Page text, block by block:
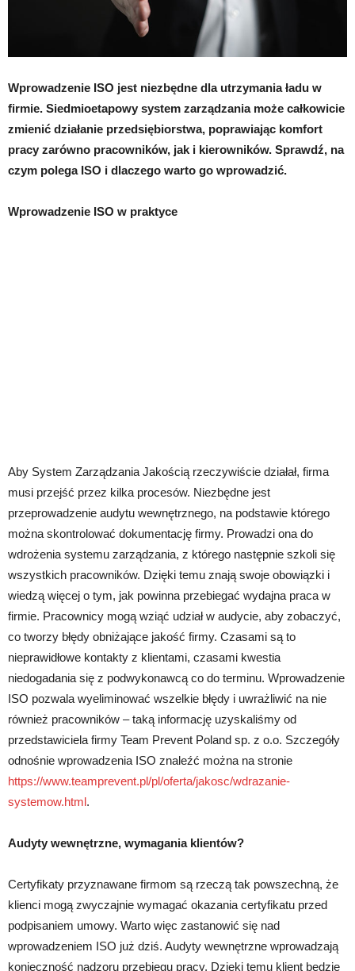
Wprowadzenie ISO jest niezbędne dla utrzymania ładu w
firmie. Siedmioetapowy system zarządzania może całkowicie
zmienić działanie przedsiębiorstwa, poprawiając komfort
pracy zarówno pracowników, jak i kierowników. Sprawdź, na
czym polega ISO i dlaczego warto go wprowadzić.
Wprowadzenie ISO w praktyce
Aby System Zarządzania Jakością rzeczywiście działał, firma
musi przejść przez kilka procesów. Niezbędne jest
przeprowadzenie audytu wewnętrznego, na podstawie którego
można skontrolować dokumentację firmy. Prowadzi ona do
wdrożenia systemu zarządzania, z którego następnie szkoli się
wszystkich pracowników. Dzięki temu znają swoje obowiązki i
wiedzą więcej o tym, jak powinna przebiegać wydajna praca w
firmie. Pracownicy mogą wziąć udział w audycie, aby zobaczyć,
co tworzy błędy obniżające jakość firmy. Czasami są to
nieprawidłowe kontakty z klientami, czasami kwestia
niedogadania się z podwykonawcą co do terminu. Wprowadzenie
ISO pozwala wyeliminować wszelkie błędy i uwrażliwić na nie
również pracowników – taką informację uzyskaliśmy od
przedstawiciela firmy Team Prevent Poland sp. z o.o. Szczegóły
odnośnie wprowadzenia ISO znaleźć można na stronie
https://www.teamprevent.pl/pl/oferta/jakosc/wdrazanie-
systemow.html.
Audyty wewnętrzne, wymagania klientów?
Certyfikaty przyznawane firmom są rzeczą tak powszechną, że
klienci mogą zwyczajnie wymagać okazania certyfikatu przed
podpisaniem umowy. Warto więc zastanowić się nad
wprowadzeniem ISO już dziś. Audyty wewnętrzne wprowadzają
konieczność nadzoru przebiegu pracy. Dzięki temu klient będzie